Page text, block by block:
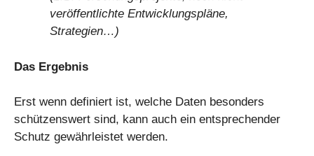
veröffentlichte Entwicklungspläne,
Strategien…)
Das Ergebnis
Erst wenn definiert ist, welche Daten besonders
schützenswert sind, kann auch ein entsprechender
Schutz gewährleistet werden.